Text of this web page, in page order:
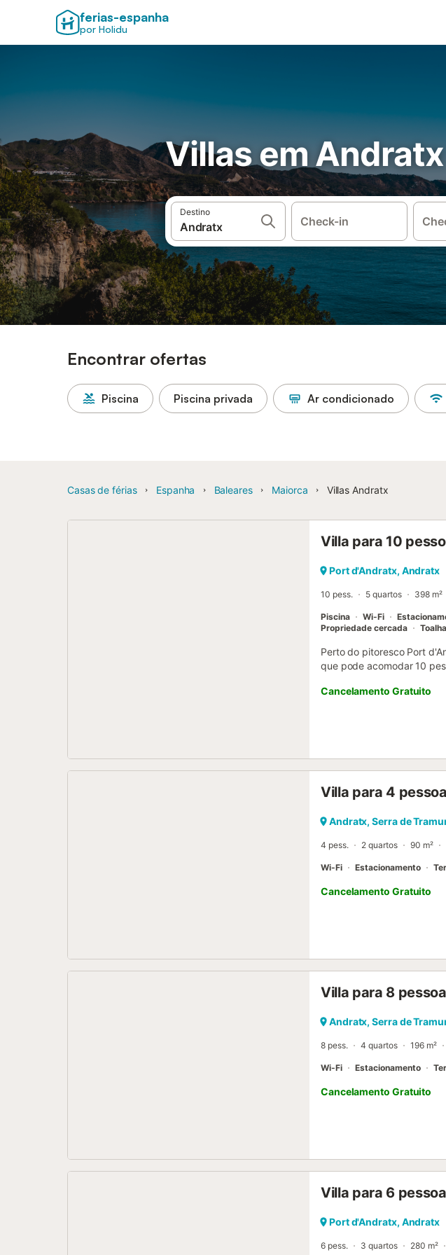
ferias-espanha
por Holidu
Villas em Andratx
Destino
Check-in
Encontrar ofertas
Piscina Piscina privada Ar condicionado
Casas de férias Espanha Baleares Maiorca Villas Andratx
Villa para 10
Port d'Andratx, Andratx
10 pess. 5 quartos 398 m²
Piscina Wi-Fi
Propriedade cercada
Perto do pitoresco Port
que pode acomodar 10
área da piscina e uma
acesso Wi-Fi está
horas relaxantes e
piscina - de todos os
Pequenas baías
Cancelamento Gratuito
Villa para 4
Andratx, Serra de
4 pess. 2 quartos 90 m²
Wi-Fi Estacionamento
Cancelamento Gratuito
Villa para 8
Andratx, Serra de
8 pess. 4 quartos 196 m²
Wi-Fi Estacionamento
Cancelamento Gratuito
Villa para 6
Port d'Andratx, Andratx
6 pess. 3 quartos 280 m²